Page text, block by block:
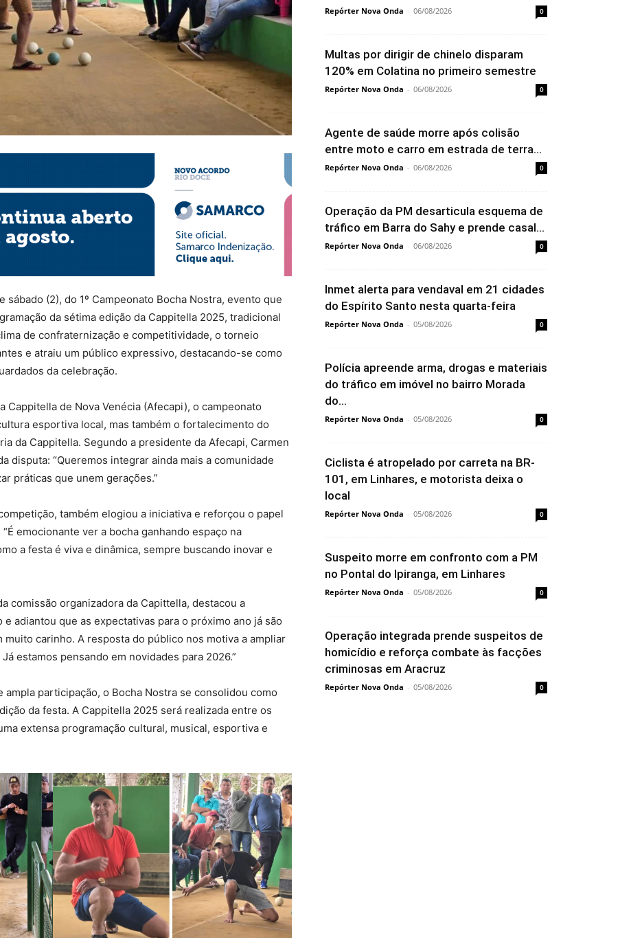
(2), do 1º Campeonato Bocha Nostra, evento que
da sétima edição da Cappitella 2025, tradicional
de confraternização e competitividade, o torneio
e atraiu um público expressivo, destacando-se como
da celebração.
Cappitella de Nova Venécia (Afecapi), o campeonato
esportiva local, mas também o fortalecimento do
da Cappitella. Segundo a presidente da Afecapi, Carmen
disputa: “Queremos integrar ainda mais a comunidade
práticas que unem gerações.”
também elogiou a iniciativa e reforçou o papel
emocionante ver a bocha ganhando espaço na
a festa é viva e dinâmica, sempre buscando inovar e
comissão organizadora da Capittella, destacou a
adiantou que as expectativas para o próximo ano já são
muito carinho. A resposta do público nos motiva a ampliar
estamos pensando em novidades para 2026.”
participação, o Bocha Nostra se consolidou como
da festa. A Cappitella 2025 será realizada entre os
extensa programação cultural, musical, esportiva e
Repórter Nova Onda - 06/08/2026 0
Multas por dirigir de chinelo disparam
120% em Colatina no primeiro semestre
Repórter Nova Onda - 06/08/2026 0
Agente de saúde morre após colisão
entre moto e carro em estrada de terra...
Repórter Nova Onda - 06/08/2026 0
Operação da PM desarticula esquema de
tráfico em Barra do Sahy e prende casal...
Repórter Nova Onda - 06/08/2026 0
Inmet alerta para vendaval em 21 cidades
do Espírito Santo nesta quarta-feira
Repórter Nova Onda - 05/08/2026 0
Polícia apreende arma, drogas e materiais
do tráfico em imóvel no bairro Morada
do...
Repórter Nova Onda - 05/08/2026 0
Ciclista é atropelado por carreta na BR-
101, em Linhares, e motorista deixa o
local
Repórter Nova Onda - 05/08/2026 0
Suspeito morre em confronto com a PM
no Pontal do Ipiranga, em Linhares
Repórter Nova Onda - 05/08/2026 0
Operação integrada prende suspeitos de
homicídio e reforça combate às facções
criminosas em Aracruz
Repórter Nova Onda - 05/08/2026 0